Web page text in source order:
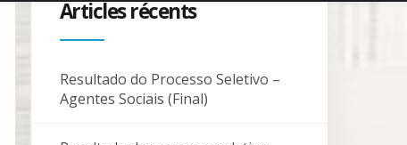
Articles récents
Resultado do Processo Seletivo –
Agentes Sociais (Final)